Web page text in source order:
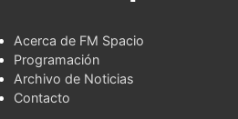
Acerca de FM Spacio
Programación
Archivo de Noticias
Contacto